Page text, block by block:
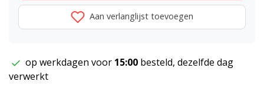
Aan verlanglijst toevoegen
op werkdagen voor 15:00 besteld, dezelfde dag
verwerkt